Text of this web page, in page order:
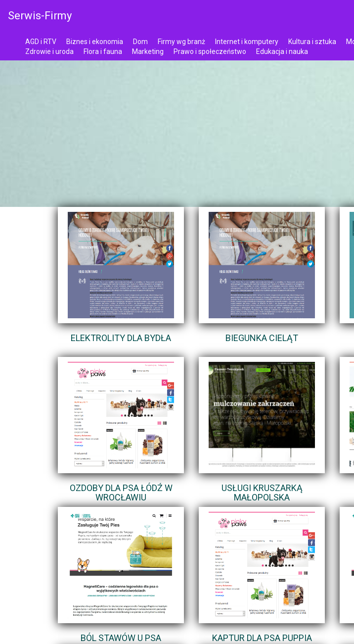
Serwis-Firmy
AGD i RTV Biznes i ekonomia Dom Firmy wg branż Internet i komputery Kultura i sztuka
Zdrowie i uroda
Flora i fauna Marketing Prawo i społeczeństwo Edukacja i nauka
ELEKTROLITY DLA BYDŁA BIEGUNKA CIELĄT
OZDOBY DLA PSA ŁÓDŹ W
WROCŁAWIU
USŁUGI KRUSZARKĄ
MAŁOPOLSKA
BÓL STAWÓW U PSA KAPTUR DLA PSA PUPPIA